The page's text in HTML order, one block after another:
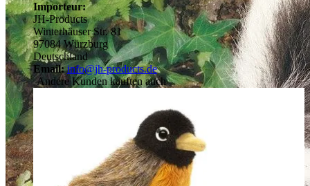
Importeur:
JH-Products
Winterhäuser Str. 81
97084 Würzburg
Deutschland
Email: info@jh-products.de
Andere Kunden kauften auch